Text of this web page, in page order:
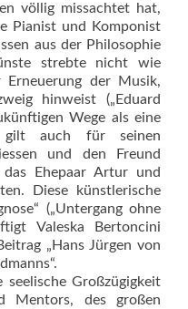
völlig missachtet hat,
Pianist und Komponist
aus der Philosophie
strebte nicht wie
Erneuerung der Musik,
hinweist („Eduard
We­ge als eine
gilt auch für seinen
und den Freund
Ehe­paar Artur und
Diese künstlerische
(„Untergang ohne
Valeska Bertoncini
„Hans Jürgen von
Großzügigkeit
Mentors, des großen